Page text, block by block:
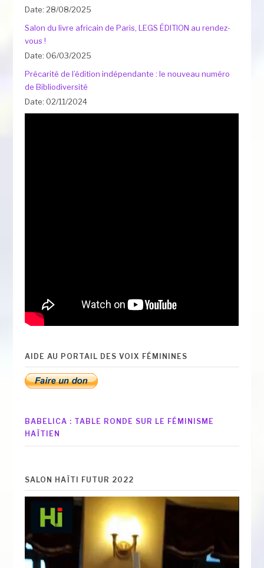
Date: 28/08/2025
Salon du livre africain de Paris, LEGS ÉDITION au rendez-
vous !
Date: 06/03/2025
Précarité de l’édition indépendante : le nouveau numéro
de Bibliodiversité
Date: 02/11/2024
AIDE AU PORTAIL DES VOIX FÉMININES
BABELICA : TABLE RONDE SUR LE FÉMINISME
HAÏTIEN
SALON HAÏTI FUTUR 2022